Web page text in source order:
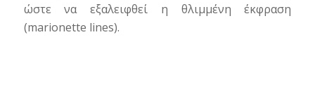
ώστε να εξαλειφθεί η θλιμμένη έκφραση
(marionette lines).